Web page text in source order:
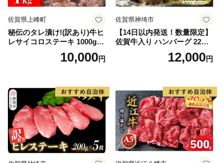
佐賀県上峰町
秘伝のタレ漬け!(訳あり)牛ヒ
レサイコロステーキ 1000g
10,000円
佐賀県神埼市
【14日以内発送！数量限定】
佐賀牛入り ハンバーグ 22個
2.6kg(120g×22個)【佐賀牛
黒毛和牛 ブランド牛 九州 ハ
気】(H083106)
12,000円